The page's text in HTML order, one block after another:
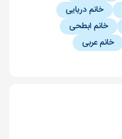
خانم دریایی
خانم ابطحی
خانم عربی